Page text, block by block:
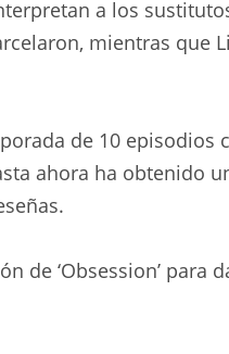
a los
mientras que
de 10 episodios
ahora ha obtenido
de ‘Obsession’ para